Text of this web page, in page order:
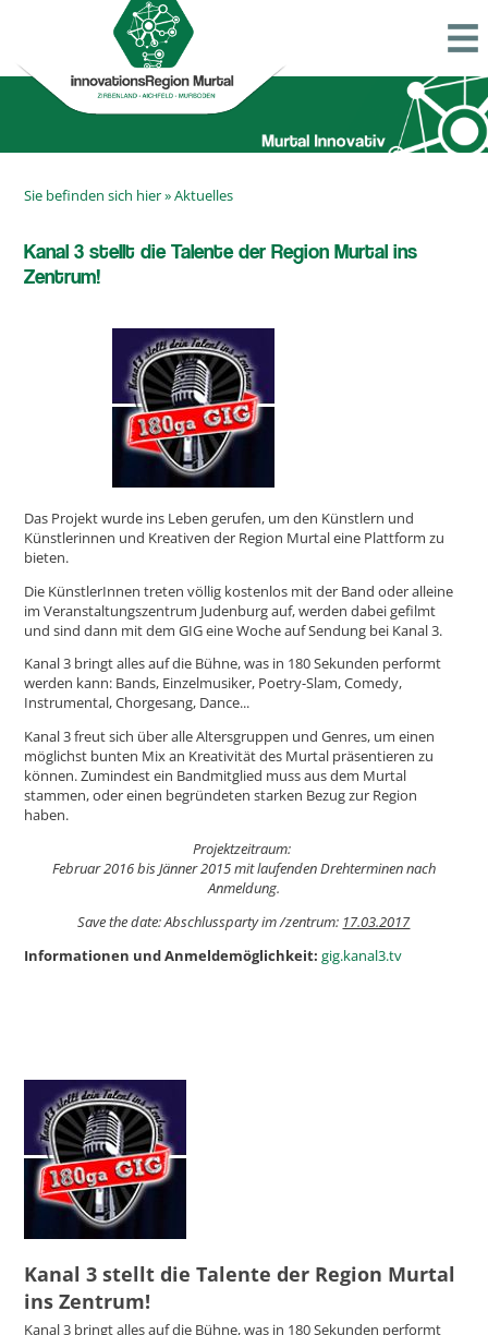
Sie befinden sich hier »Aktuelles
Kanal 3 stellt die Talente der Region Murtal ins
Zentrum!
Das Projekt wurde ins Leben gerufen, um den Künstlern und
Künstlerinnen und Kreativen der Region Murtal eine Plattform zu
bieten.
Die KünstlerInnen treten völlig kostenlos mit der Band oder alleine
im Veranstaltungszentrum Judenburg auf, werden dabei gefilmt
und sind dann mit dem GIG eine Woche auf Sendung bei Kanal 3.
Kanal 3 bringt alles auf die Bühne, was in 180 Sekunden performt
werden kann: Bands, Einzelmusiker, Poetry-Slam, Comedy,
Instrumental, Chorgesang, Dance...
Kanal 3 freut sich über alle Altersgruppen und Genres, um einen
möglichst bunten Mix an Kreativität des Murtal präsentieren zu
können. Zumindest ein Bandmitglied muss aus dem Murtal
stammen, oder einen begründeten starken Bezug zur Region
haben.
Projektzeitraum:
Februar 2016 bis Jänner 2015 mit laufenden Drehterminen nach
Anmeldung.
Save the date: Abschlussparty im /zentrum: 17.03.2017
Informationen und Anmeldemöglichkeit:gig.kanal3.tv
Kanal 3 stellt die Talente der Region Murtal
ins Zentrum!
Kanal 3 bringt alles auf die Bühne, was in 180 Sekunden performt